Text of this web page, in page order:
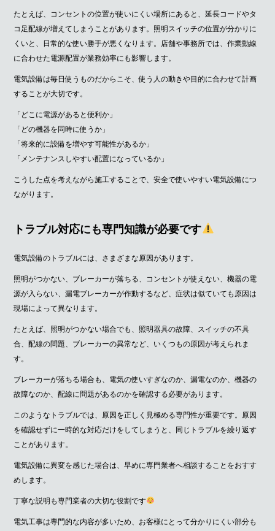
たとえば、コンセントの位置が使いにくい場所にあると、延長コードやタ
コ足配線が増えてしまうことがあります。照明スイッチの位置が分かりに
くいと、日常的な使い勝手が悪くなります。店舗や事務所では、作業動線
に合わせた電源配置が業務効率にも影響します。
電気設備は毎日使うものだからこそ、使う人の動きや目的に合わせて計画
することが大切です。
「どこに電源があると便利か」
「どの機器を同時に使うか」
「将来的に設備を増やす可能性があるか」
「メンテナンスしやすい配置になっているか」
こうした点を考えながら施工することで、安全で使いやすい電気設備につ
ながります。
トラブル対応にも専門知識が必要です
電気設備のトラブルには、さまざまな原因があります。
照明がつかない、ブレーカーが落ちる、コンセントが使えない、機器の電
源が入らない、漏電ブレーカーが作動するなど、症状は似ていても原因は
現場によって異なります。
たとえば、照明がつかない場合でも、照明器具の故障、スイッチの不具
合、配線の問題、ブレーカーの異常など、いくつもの原因が考えられま
す。
ブレーカーが落ちる場合も、電気の使いすぎなのか、漏電なのか、機器の
故障なのか、配線に問題があるのかを確認する必要があります。
このようなトラブルでは、原因を正しく見極める専門性が重要です。原因
を確認せずに一時的な対応だけをしてしまうと、同じトラブルを繰り返す
ことがあります。
電気設備に異変を感じた場合は、早めに専門業者へ相談することをおすす
めします。
丁寧な説明も専門業者の大切な役割です
電気工事は専門的な内容が多いため、お客様にとって分かりにくい部分も